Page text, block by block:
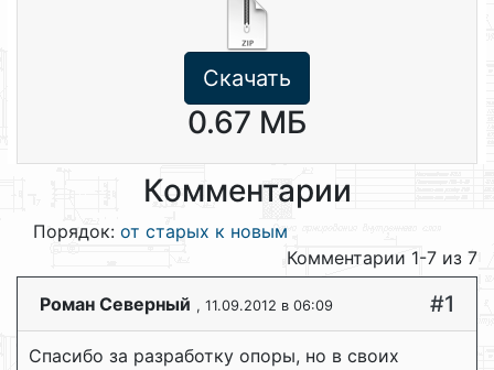
Скачать
0.67 МБ
Комментарии
Порядок: от старых к новым
Комментарии 1-7 из 7
Роман Северный , 11.09.2012 в 06:09 #1
Спасибо за разработку опоры, но в своих